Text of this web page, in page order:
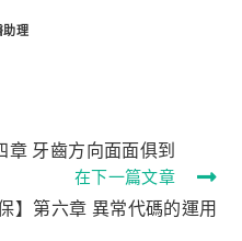
助理
章 牙齒方向面面俱到
在下一篇文章
】第六章 異常代碼的運用